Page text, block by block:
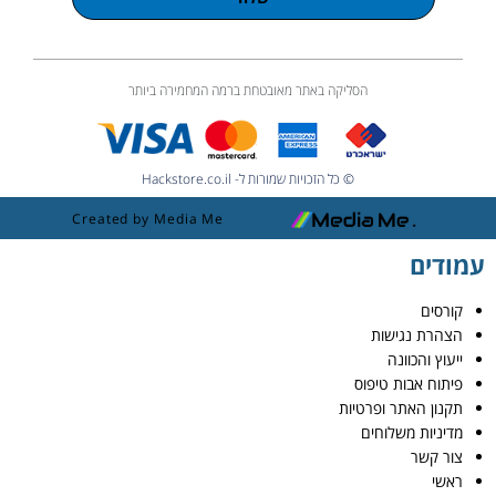
הסליקה באתר מאובטחת ברמה המחמירה ביותר
© כל הזכויות שמורות ל- Hackstore.co.il
Created by Media Me
עמודים
קורסים
הצהרת נגישות
ייעוץ והכוונה
פיתוח אבות טיפוס
תקנון האתר ופרטיות
מדיניות משלוחים
צור קשר
ראשי